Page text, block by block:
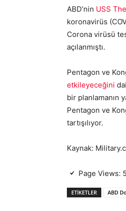
ABD’nin USS
koronavirüs
Corona virüsü
açılanmıştı.
Pentagon ve
etkileyeceğini
bir planlamanın
Pentagon ve
tartışılıyor.
Kaynak:
Page Views:
ETIKETLER ABD